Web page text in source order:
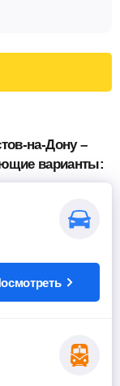
на-Дону –
варианты: